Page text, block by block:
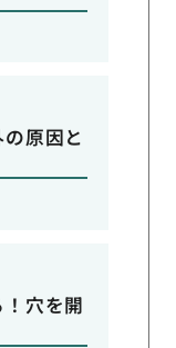
原因と
穴を開